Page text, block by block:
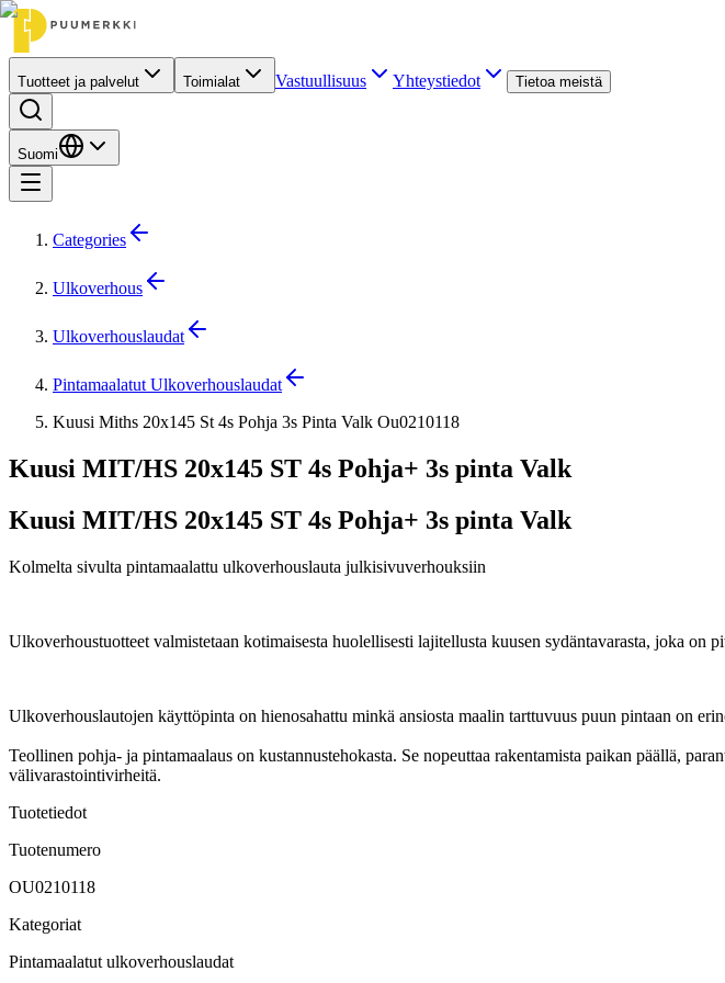
Tuotteet ja palvelut Toimialat Vastuullisuus Yhteystiedot Tietoa meistä
Suomi
Categories
Ulkoverhous
Ulkoverhouslaudat
Pintamaalatut Ulkoverhouslaudat
Kuusi Miths 20x145 St 4s Pohja 3s Pinta Valk Ou0210118
Kuusi MIT/HS 20x145 ST 4s Pohja+ 3s pinta Valk
Kuusi MIT/HS 20x145 ST 4s Pohja+ 3s pinta Valk
Kolmelta sivulta pintamaalattu ulkoverhouslauta julkisivuverhouksiin
Ulkoverhoustuotteet valmistetaan kotimaisesta huolellisesti lajitellusta kuusen sydäntavarasta, joka on
Ulkoverhouslautojen käyttöpinta on hienosahattu minkä ansiosta maalin tarttuvuus puun pintaan on
Teollinen pohja- ja pintamaalaus on kustannustehokasta. Se nopeuttaa rakentamista paikan päällä,
välivarastointivirheitä.
Tuotetiedot
Tuotenumero
OU0210118
Kategoriat
Pintamaalatut ulkoverhouslaudat